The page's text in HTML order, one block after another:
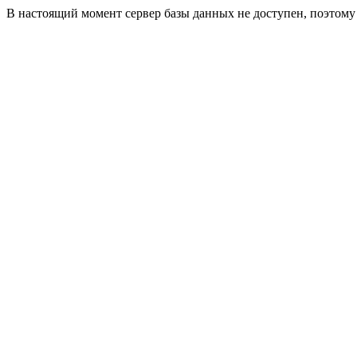
В настоящий момент сервер базы данных не доступен,